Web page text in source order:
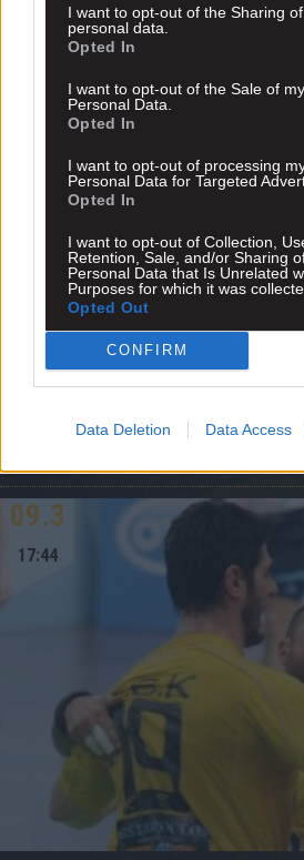
I want to opt-out of the Sharing
personal data.
Opted In
I want to opt-out of the Sale of my
Personal Data.
Opted In
I want to opt-out of processing
Personal Data for Targeted
Opted In
I want to opt-out of Collection,
Retention, Sale, and/or Sharing
Personal Data that Is Unrelated
Purposes for which it was
Opted Out
CONFIRM
Data Deletion Data Access
Καμία ανησυχία για
09.3
17:44